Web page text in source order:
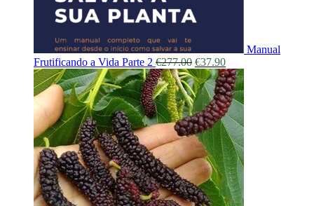
Manual
Frutificando a Vida Parte 2 €277.00 €37.90